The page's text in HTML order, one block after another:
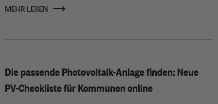
MEHR LESEN
Die passende Photovoltaik-Anlage finden: Neue
PV-Checkliste für Kommunen online